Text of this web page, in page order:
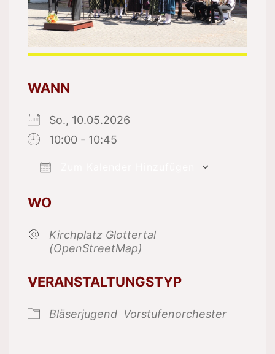
WANN
So., 10.05.2026
10:00 - 10:45
WO
Kirchplatz Glottertal
(OpenStreetMap)
VERANSTALTUNGSTYP
Bläserjugend Vorstufenorchester